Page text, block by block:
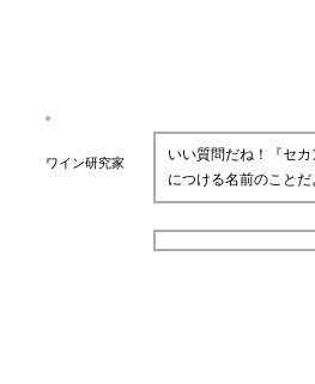
ワイン研究家
いい質問だね！『セ
につける名前のことだ